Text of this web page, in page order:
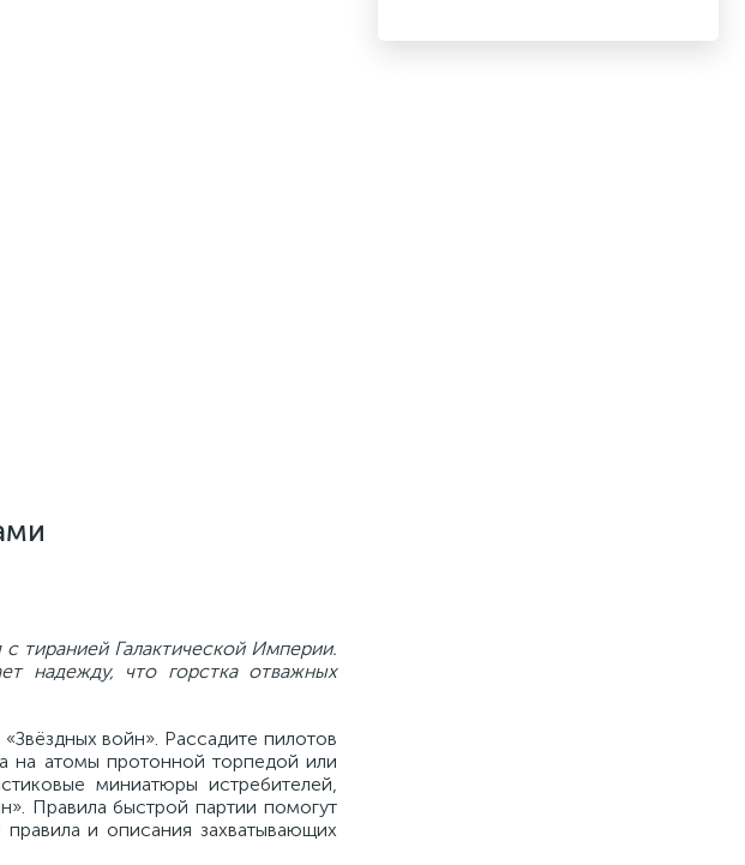
тиранией Галактической Империи.
надежду, что горстка отважных
войн». Рассадите пилотов
на атомы протонной торпедой или
миниатюры истребителей,
Правила быстрой партии помогут
и описания захватывающих